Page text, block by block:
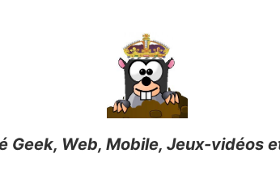
Geek, Web, Mobile, Jeux-vidéos